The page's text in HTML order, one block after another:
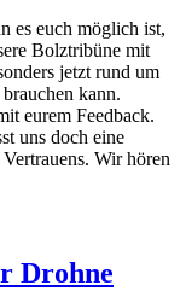
es euch möglich ist,
Bolztribüne mit
jetzt rund um
kann.
eurem Feedback.
uns doch eine
Wir hören
Drohne